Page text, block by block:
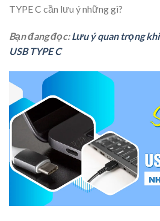
TYPE C cần lưu ý những gì?
Bạn đang đọc:Lưu ý quan trọng
USB TYPE C